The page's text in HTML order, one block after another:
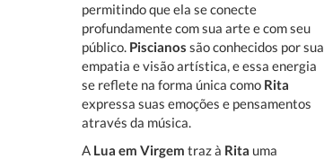
permitindo que ela se conecte
profundamente com sua arte e com seu
público. Piscianos são conhecidos por sua
empatia e visão artística, e essa energia
se reflete na forma única como Rita
expressa suas emoções e pensamentos
através da música.
A Lua em Virgem traz à Rita uma